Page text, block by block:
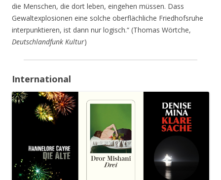
die Menschen, die dort leben, eingehen müssen. Dass
Gewaltexplosionen eine solche oberflächliche Friedhofsruhe
interpunktieren, ist dann nur logisch.“ (Thomas Wörtche,
Deutschlandfunk Kultur)
International